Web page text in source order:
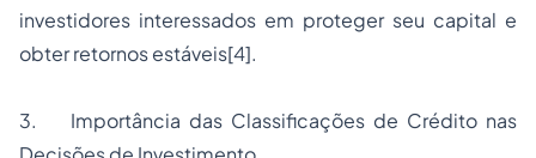
investidores interessados em proteger seu capital e
obter retornos estáveis[4].
3. Importância das Classificações de Crédito nas